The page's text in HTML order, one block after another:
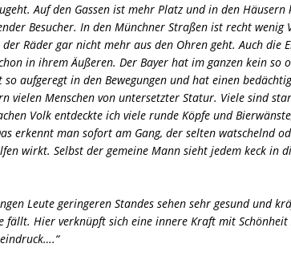
Auf den Gassen ist mehr Platz und in den Häusern
Besucher. In den Münchner Straßen ist recht
der Räder gar nicht mehr aus den Ohren geht. Auch die
in ihrem Äußeren. Der Bayer hat im ganzen kein so
so aufgeregt in den Bewegungen und hat einen
vielen Menschen von untersetzter Statur. Viele sind
Volk entdeckte ich viele runde Köpfe und
erkennt man sofort am Gang, der selten watschelnd
wirkt. Selbst der gemeine Mann sieht jedem keck in
Leute geringeren Standes sehen sehr gesund und
fällt. Hier verknüpft sich eine innere Kraft mit Schönheit